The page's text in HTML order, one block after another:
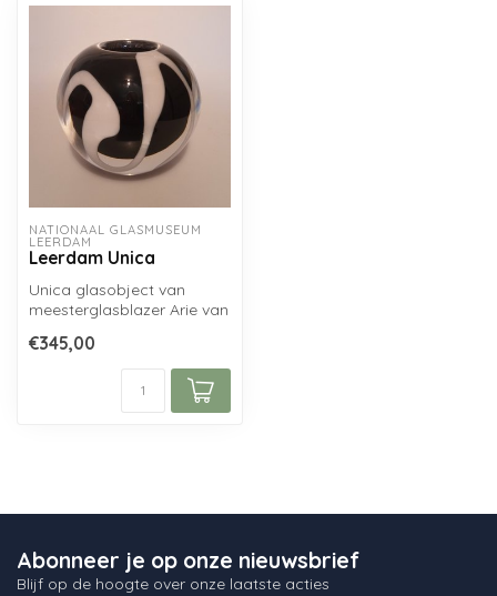
NATIONAAL GLASMUSEUM
LEERDAM
Leerdam Unica
Unica glasobject van
meesterglasblazer Arie van
de g...
€345,00
Abonneer je op onze nieuwsbrief
Blijf op de hoogte over onze laatste acties